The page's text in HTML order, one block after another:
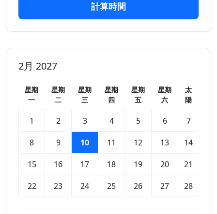
計算時間
2月 2027
星期
一
星期
二
星期
三
星期
四
星期
五
星期
六
太
陽
1 2 3 4 5 6 7
8 9 10 11 12 13 14
15 16 17 18 19 20 21
22 23 24 25 26 27 28